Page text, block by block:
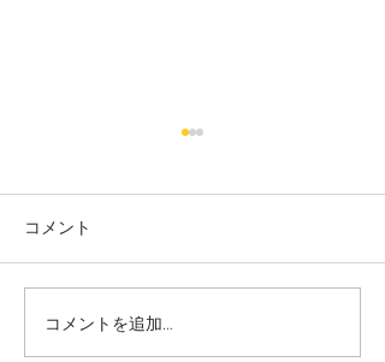
大田区 萩中 志誠會 空手
お兄ちゃん入門！
コメント
コメントを追加…